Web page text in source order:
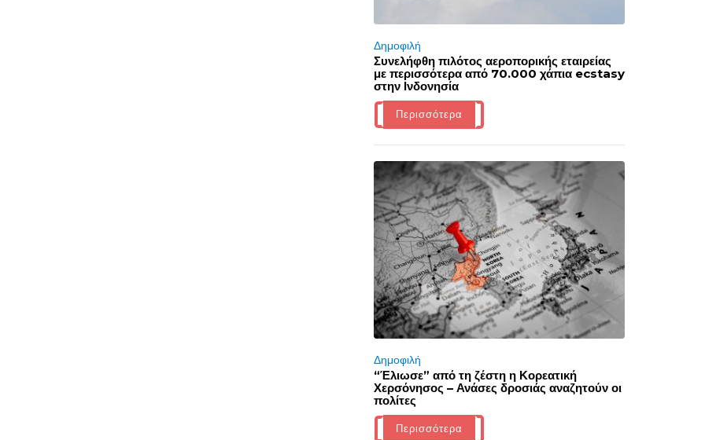
Δημοφιλή
Συνελήφθη πιλότος αεροπορικής εταιρείας
με περισσότερα από 70.000 χάπια ecstasy
στην Ινδονησία
Περισσότερα
Δημοφιλή
“Έλιωσε” από τη ζέστη η Κορεατική
Χερσόνησος – Ανάσες δροσιάς αναζητούν οι
πολίτες
Περισσότερα